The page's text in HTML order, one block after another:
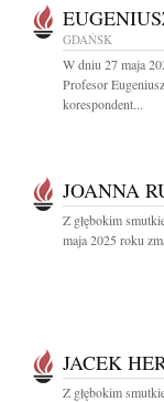
GDAŃSK
W dniu 27 maja
Profesor
korespondent...
JOANNA
Z głębokim
maja 2025 roku
JACEK
Z głębokim